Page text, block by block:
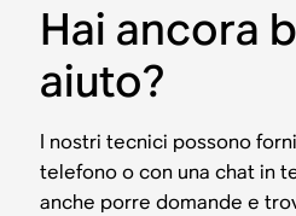
Hai ancora
aiuto?
I nostri tecnici possono
telefono o con una chat in
anche porre domande e